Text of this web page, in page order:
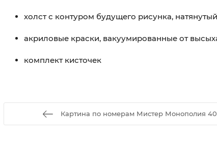
холст с контуром будущего рисунка,
акриловые краски, вакуумированные от
комплект кисточек
Картина по номерам Мистер Монополия